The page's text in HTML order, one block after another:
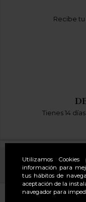
Utilizamos
información para
tus hábitos de
aceptación de la
navegador para
Recibe
Tienes 14